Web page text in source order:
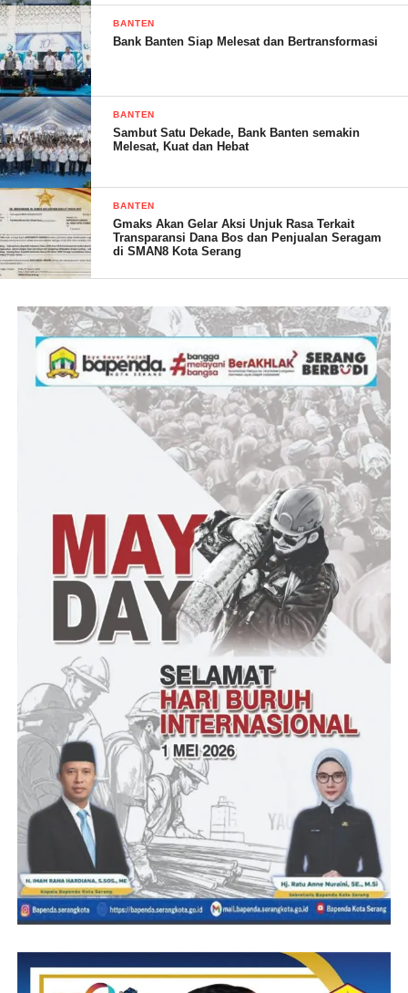
keagamaan yang dapat mempererat ikatan kekeluargaan dan
memperkokoh iman mereka.
Dengan penuh rasa syukur dan kebahagiaan, Forum Keluarga
Besar Banten (FKBB) akan terus mendukung dan berupaya
menghadiri acara-acara keagamaan yang dapat memperkuat
ukhuwah islamiyah dan mempererat tali persaudaraan di antara
sesama anggota. Mereka yakin bahwa dengan berdoa dan
berusaha, segala hal yang baik dan mulia akan selalu
menghampiri mereka.
(Hermawan/ RG)
Post Views: 21
BANTEN
Bank Banten Siap Melesat dan Bertransformasi
BANTEN
Sambut Satu Dekade, Bank Banten semakin
Melesat, Kuat dan Hebat
BANTEN
Gmaks Akan Gelar Aksi Unjuk Rasa Terkait
Transparansi Dana Bos dan Penjualan Seragam
di SMAN8 Kota Serang